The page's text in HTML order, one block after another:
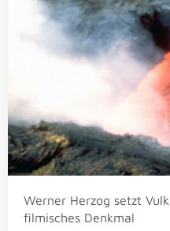
Werner Herzog setzt
filmisches Denkmal